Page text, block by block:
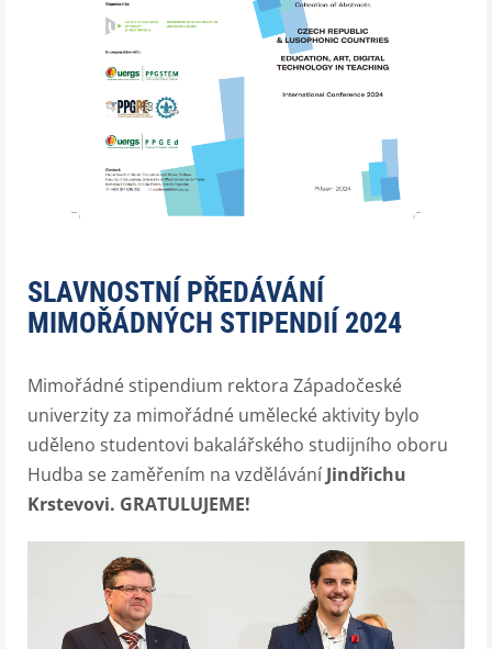
SLAVNOSTNÍ PŘEDÁVÁNÍ
MIMOŘÁDNÝCH STIPENDIÍ 2024
Mimořádné stipendium rektora Západočeské
univerzity za mimořádné umělecké aktivity bylo
uděleno studentovi bakalářského studijního oboru
Hudba se zaměřením na vzdělávání Jindřichu
Krstevovi. GRATULUJEME!